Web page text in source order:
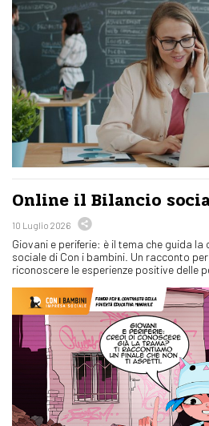
Online il Bilancio
10 Luglio 2026
Giovani e periferie: è il tema che guida
sociale di Con i bambini. Un racconto
riconoscere le esperienze positive delle